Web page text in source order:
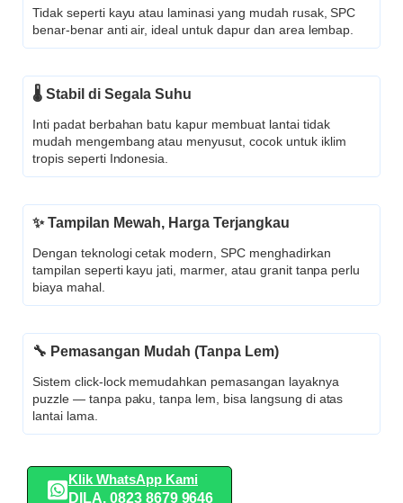
Tidak seperti kayu atau laminasi yang mudah rusak, SPC
benar-benar anti air, ideal untuk dapur dan area lembap.
🌡️ Stabil di Segala Suhu
Inti padat berbahan batu kapur membuat lantai tidak
mudah mengembang atau menyusut, cocok untuk iklim
tropis seperti Indonesia.
✨ Tampilan Mewah, Harga Terjangkau
Dengan teknologi cetak modern, SPC menghadirkan
tampilan seperti kayu jati, marmer, atau granit tanpa perlu
biaya mahal.
🔧 Pemasangan Mudah (Tanpa Lem)
Sistem click-lock memudahkan pemasangan layaknya
puzzle — tanpa paku, tanpa lem, bisa langsung di atas
lantai lama.
Klik WhatsApp Kami
DILA. 0823 8679 9646